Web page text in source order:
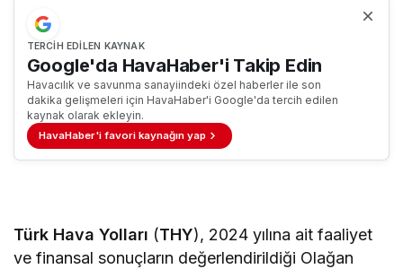
TERCIH EDILEN KAYNAK
Google'da HavaHaber'i Takip Edin
Havacılık ve savunma sanayiindeki özel haberler ile son
dakika gelişmeleri için HavaHaber'i Google'da tercih edilen
kaynak olarak ekleyin.
HavaHaber'i favori kaynağın yap
Türk Hava Yolları (THY), 2024 yılına ait faaliyet
ve finansal sonuçların değerlendirildiği Olağan